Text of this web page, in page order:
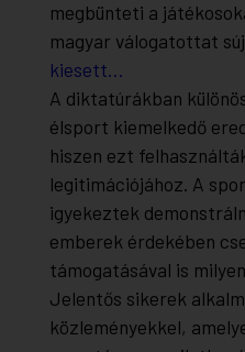
megbünteti a
magyar válogatottat
kiesett…
A diktatúrákban
élsport kiemelkedő
hiszen ezt
legitimációjához. A
igyekeztek
emberek érdekében
támogatásával is
Jelentős sikerek
közleményekkel,